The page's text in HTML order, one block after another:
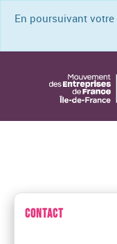
En poursuivant
CONTACT